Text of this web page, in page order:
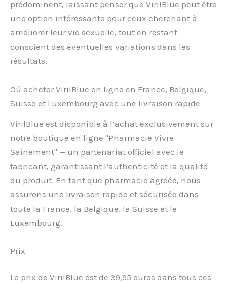
prédominent, laissant penser que VirilBlue peut être
une option intéressante pour ceux cherchant à
améliorer leur vie sexuelle, tout en restant
conscient des éventuelles variations dans les
résultats.
Où acheter VirilBlue en ligne en France, Belgique,
Suisse et Luxembourg avec une livraison rapide
VirilBlue est disponible à l’achat exclusivement sur
notre boutique en ligne "Pharmacie Vivre
Sainement" — un partenariat officiel avec le
fabricant, garantissant l’authenticité et la qualité
du produit. En tant que pharmacie agréée, nous
assurons une livraison rapide et sécurisée dans
toute la France, la Belgique, la Suisse et le
Luxembourg.
Prix
Le prix de VirilBlue est de 39,95 euros dans tous ces